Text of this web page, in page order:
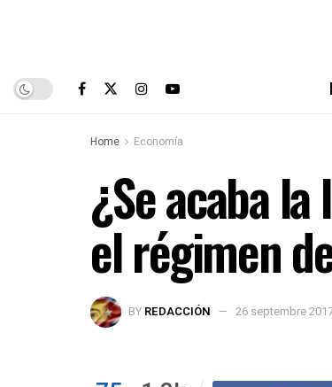
Home Economía
¿Se acaba
el régimen
BY REDACCIÓN 26 septembre